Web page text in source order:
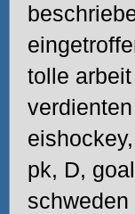
tolle
pk, D,